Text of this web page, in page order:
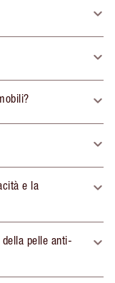
e la
pelle anti-